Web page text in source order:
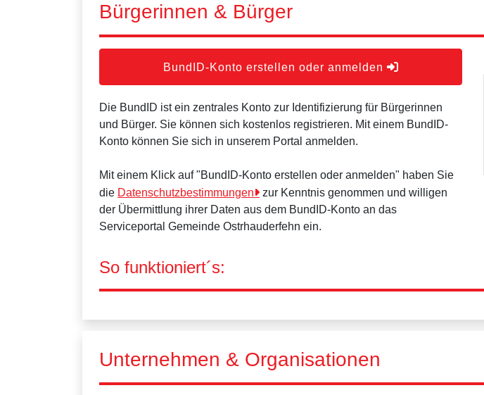
Bürgerinnen & Bürger
BundID-Konto erstellen oder anmelden
Die BundID ist ein zentrales Konto zur Identifizierung für Bürgerinnen
und Bürger. Sie können sich kostenlos registrieren. Mit einem BundID-
Konto können Sie sich in unserem Portal anmelden.
Mit einem Klick auf "BundID-Konto erstellen oder anmelden" haben Sie
die Datenschutzbestimmungen
zur Kenntnis genommen und willigen
der Übermittlung ihrer Daten aus dem BundID-Konto an das
Serviceportal Gemeinde Ostrhauderfehn ein.
So funktioniert´s:
Unternehmen & Organisationen